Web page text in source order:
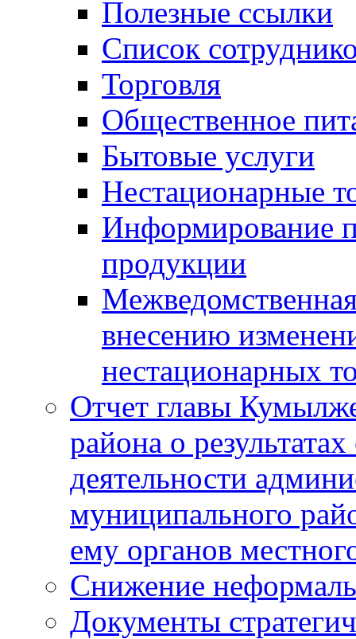
Полезные ссылки
Список
Торговля
Общественное
Бытовые услуги
Нестационарные
Информирование
продукции
внесению
нестационарных
Отчет главы
района о
деятельности
муниципального
ему органов
Снижение
Документы